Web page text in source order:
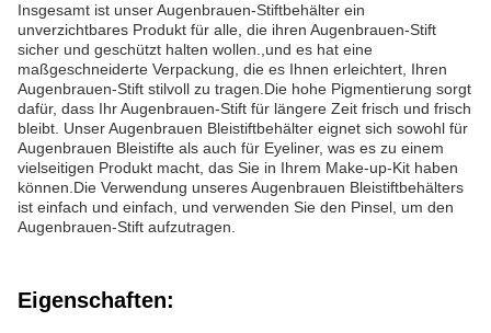
Insgesamt ist unser Augenbrauen-Stiftbehälter ein
unverzichtbares Produkt für alle, die ihren Augenbrauen-Stift
sicher und geschützt halten wollen.,und es hat eine
maßgeschneiderte Verpackung, die es Ihnen erleichtert, Ihren
Augenbrauen-Stift stilvoll zu tragen.Die hohe Pigmentierung sorgt
dafür, dass Ihr Augenbrauen-Stift für längere Zeit frisch und frisch
bleibt. Unser Augenbrauen Bleistiftbehälter eignet sich sowohl für
Augenbrauen Bleistifte als auch für Eyeliner, was es zu einem
vielseitigen Produkt macht, das Sie in Ihrem Make-up-Kit haben
können.Die Verwendung unseres Augenbrauen Bleistiftbehälters
ist einfach und einfach, und verwenden Sie den Pinsel, um den
Augenbrauen-Stift aufzutragen.
Eigenschaften: